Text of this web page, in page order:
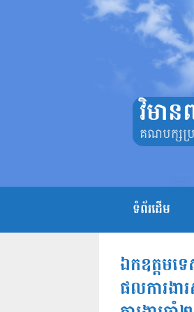
វិមា
គណបក្សប្រ
ទំព័រដើម
ឯកឧត្តមទ
ផលការងា